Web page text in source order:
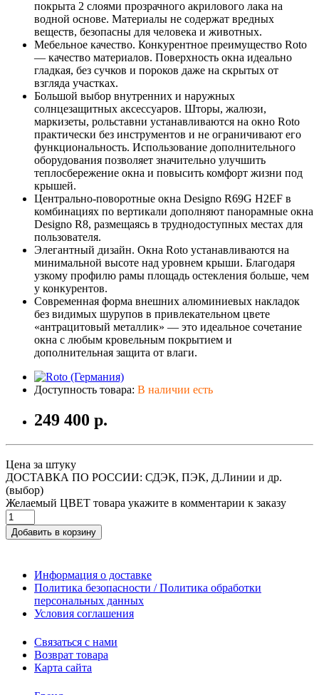
покрыта 2 слоями прозрачного акрилового лака на
водной основе. Материалы не содержат вредных
веществ, безопасны для человека и животных.
Мебельное качество. Конкурентное преимущество Roto
— качество материалов. Поверхность окна идеально
гладкая, без сучков и пороков даже на скрытых от
взгляда участках.
Большой выбор внутренних и наружных
солнцезащитных аксессуаров. Шторы, жалюзи,
маркизеты, рольставни устанавливаются на окно Roto
практически без инструментов и не ограничивают его
функциональность. Использование дополнительного
оборудования позволяет значительно улучшить
теплосбережение окна и повысить комфорт жизни под
крышей.
Центрально-поворотные окна Designo R69G H2EF в
комбинациях по вертикали дополняют панорамные окна
Designo R8, размещаясь в труднодоступных местах для
пользователя.
Элегантный дизайн. Окна Roto устанавливаются на
минимальной высоте над уровнем крыши. Благодаря
узкому профилю рамы площадь остекления больше, чем
у конкурентов.
Современная форма внешних алюминиевых накладок
без видимых шурупов в привлекательном цвете
«антрацитовый металлик» — это идеальное сочетание
окна с любым кровельным покрытием и
дополнительная защита от влаги.
Доступность товара: В наличии есть
249 400 р.
Цена за штуку
ДОСТАВКА ПО РОССИИ: СДЭК, ПЭК, Д.Линии и др.
(выбор)
Желаемый ЦВЕТ товара укажите в комментарии к заказу
Добавить в корзину
Информация о доставке
Политика безопасности / Политика обработки
персональных данных
Условия соглашения
Связаться с нами
Возврат товара
Карта сайта